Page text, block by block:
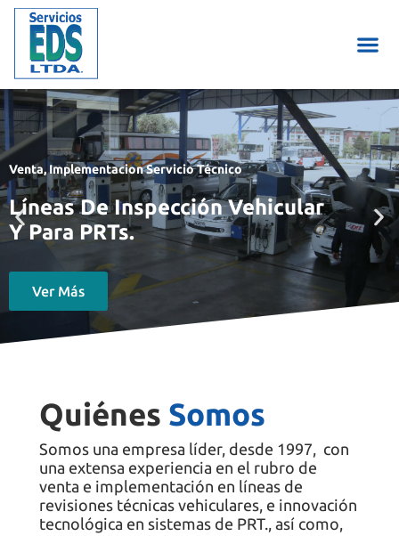
Venta, Implementacion Servicio Técnico
Líneas De Inspección Vehicular
Y Para PRTs.
Ver Más
Quiénes Somos
Somos una empresa líder, desde 1997, con
una extensa experiencia en el rubro de
venta e implementación en líneas de
revisiones técnicas vehiculares, e innovación
tecnológica en sistemas de PRT., así como,